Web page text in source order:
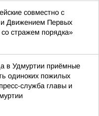
совместно с
Движением Первых
стражем порядка»
в Удмуртии приёмные
одиноких пожилых
служба главы и